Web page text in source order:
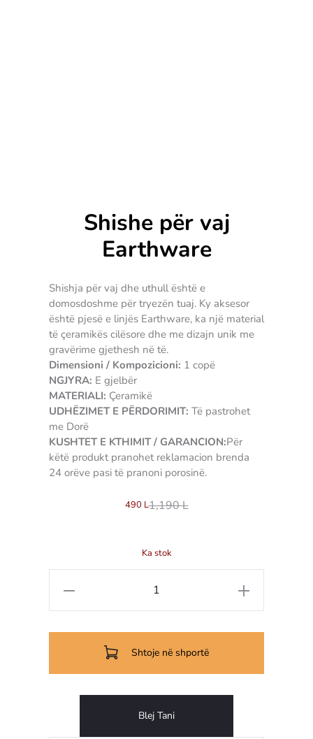
Shishe për vaj
Earthware
Shishja për vaj dhe uthull është e
domosdoshme për tryezën tuaj. Ky aksesor
është pjesë e linjës Earthware, ka një material
të çeramikës cilësore dhe me dizajn unik me
gravërime gjethesh në të.
Dimensioni / Kompozicioni: 1 copë
NGJYRA: E gjelbër
MATERIALI: Çeramikë
UDHËZIMET E PËRDORIMIT: Të pastrohet
me Dorë
KUSHTET E KTHIMIT / GARANCION:Për
këtë produkt pranohet reklamacion brenda
24 orëve pasi të pranoni porosinë.
1,190L
490 L
Ka stok
Shtoje në shportë
Blej Tani